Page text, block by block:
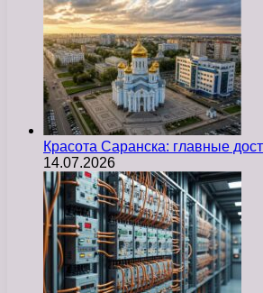
Красота Саранска: главные
14.07.2026